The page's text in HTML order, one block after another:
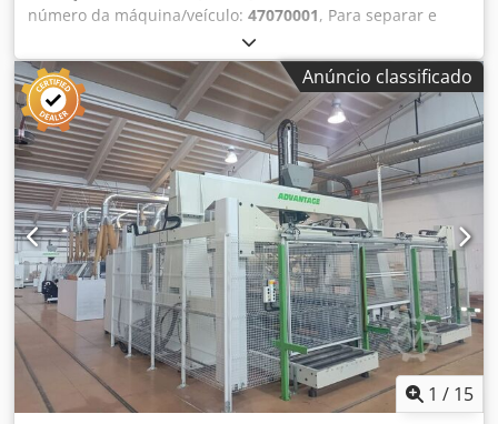
número da máquina/veículo: 47070001, Para separar e
separar a luz e as impurezas Diâmetro do tambor x
largura: 1.400 x 1.200 mm Djdpfx Abjqi Eh Hsaskr
Alimentador vibratório Soprador com V = 7.000 m³/h
Incluindo construção em aço, plataforma, grades, etc.
Anúncio classificado
1 / 15